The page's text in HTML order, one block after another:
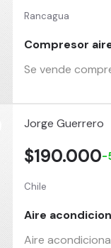
Rancagua
Compresor
Se vende
Jorge Guerrero
Chile
Aire
Aire
$190.000-